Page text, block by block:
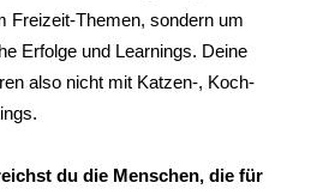
Freizeit-Themen, sondern um
Erfolge und Learnings. Deine
also nicht mit Katzen-, Koch-
du die Menschen, die für